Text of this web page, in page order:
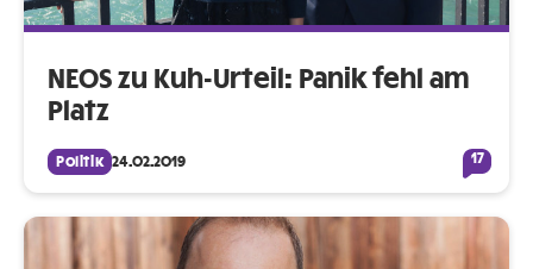
NEOS zu Kuh-Urteil: Panik fehl am
Platz
Politik 24.02.2019 17